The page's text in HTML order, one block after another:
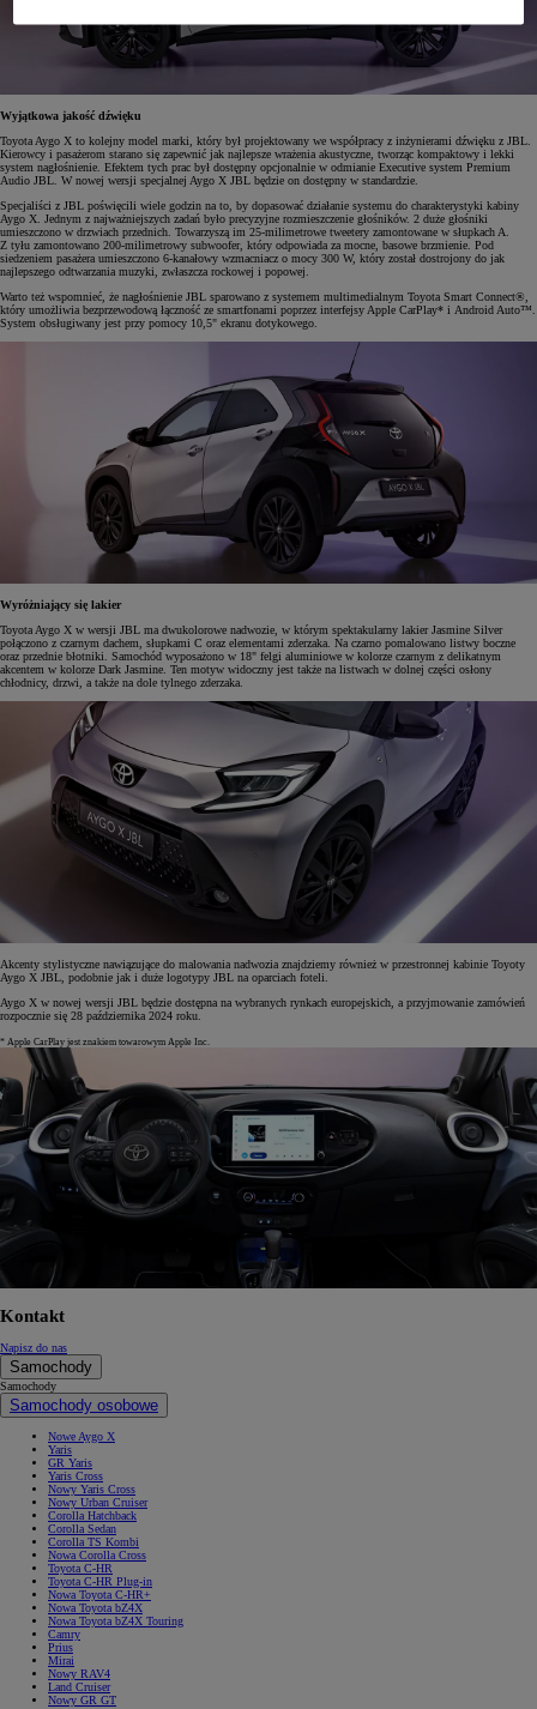
Wyjątkowa jakość dźwięku
Toyota Aygo X to kolejny model marki, który był projektowany we współpracy z inżynierami dźwięku z JBL.
Kierowcy i pasażerom starano się zapewnić jak najlepsze wrażenia akustyczne, tworząc kompaktowy i lekki
system nagłośnienie. Efektem tych prac był dostępny opcjonalnie w odmianie Executive system Premium
Audio JBL. W nowej wersji specjalnej Aygo X JBL będzie on dostępny w standardzie.
Specjaliści z JBL poświęcili wiele godzin na to, by dopasować działanie systemu do charakterystyki kabiny
Aygo X. Jednym z najważniejszych zadań było precyzyjne rozmieszczenie głośników. 2 duże głośniki
umieszczono w drzwiach przednich. Towarzyszą im 25-milimetrowe tweetery zamontowane w słupkach A.
Z tyłu zamontowano 200-milimetrowy subwoofer, który odpowiada za mocne, basowe brzmienie. Pod
siedzeniem pasażera umieszczono 6-kanałowy wzmacniacz o mocy 300 W, który został dostrojony do jak
najlepszego odtwarzania muzyki, zwłaszcza rockowej i popowej.
Warto też wspomnieć, że nagłośnienie JBL sparowano z systemem multimedialnym Toyota Smart Connect®,
który umożliwia bezprzewodową łączność ze smartfonami poprzez interfejsy Apple CarPlay* i Android Auto™.
System obsługiwany jest przy pomocy 10,5" ekranu dotykowego.
Wyróżniający się lakier
Toyota Aygo X w wersji JBL ma dwukolorowe nadwozie, w którym spektakularny lakier Jasmine Silver
połączono z czarnym dachem, słupkami C oraz elementami zderzaka. Na czarno pomalowano listwy boczne
oraz przednie błotniki. Samochód wyposażono w 18" felgi aluminiowe w kolorze czarnym z delikatnym
akcentem w kolorze Dark Jasmine. Ten motyw widoczny jest także na listwach w dolnej części osłony
chłodnicy, drzwi, a także na dole tylnego zderzaka.
Akcenty stylistyczne nawiązujące do malowania nadwozia znajdziemy również w przestronnej kabinie Toyoty
Aygo X JBL, podobnie jak i duże logotypy JBL na oparciach foteli.
Aygo X w nowej wersji JBL będzie dostępna na wybranych rynkach europejskich, a przyjmowanie zamówień
rozpocznie się 28 października 2024 roku.
* Apple CarPlay jest znakiem towarowym Apple Inc.
Kontakt
Napisz do nas
Samochody
Samochody
Samochody osobowe
Nowe Aygo X
Yaris
GR Yaris
Yaris Cross
Nowy Yaris Cross
Nowy Urban Cruiser
Corolla Hatchback
Corolla Sedan
Corolla TS Kombi
Nowa Corolla Cross
Toyota C-HR
Toyota C-HR Plug-in
Nowa Toyota C-HR+
Nowa Toyota bZ4X
Nowa Toyota bZ4X Touring
Camry
Prius
Mirai
Nowy RAV4
Land Cruiser
Nowy GR GT